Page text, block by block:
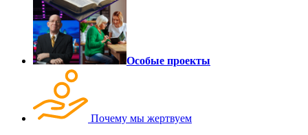
Особые проекты
Почему мы жертвуем